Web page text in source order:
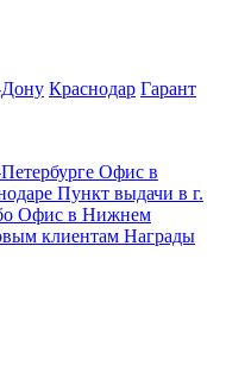
Дону Краснодар Гарант
Офис в
Пункт выдачи в г.
Офис в Нижнем
клиентам Награды